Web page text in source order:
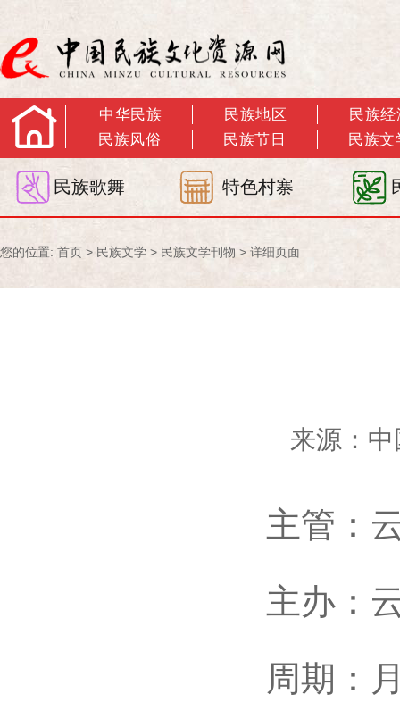
中华民族 民族地区
民族经
民族风俗
民族节日 民族文
民族歌舞 特色村寨
您的位置: 首页 > 民族文学 > 民族文学刊物 > 详细页面
来源：
主管：云
主办：云
周期：